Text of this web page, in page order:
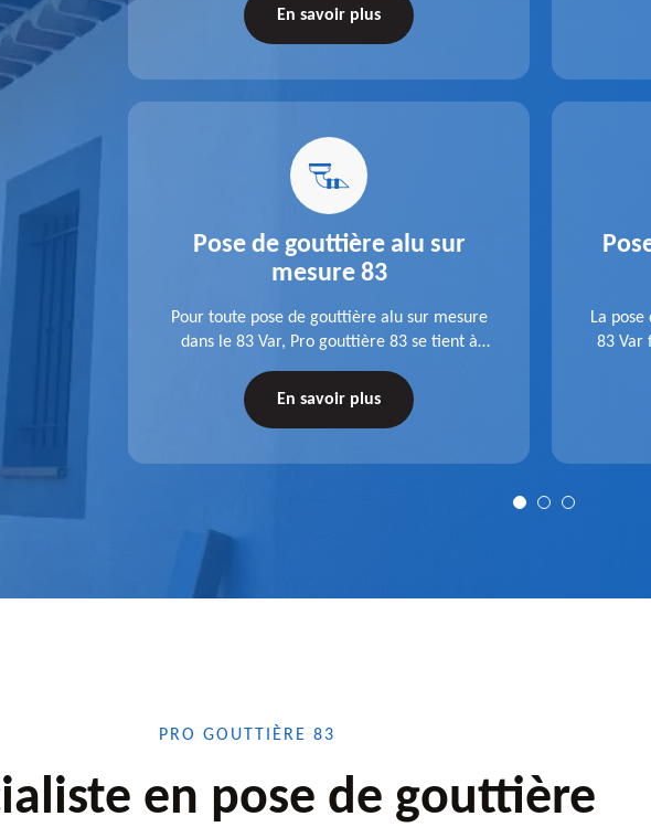
de
de
nous
veille à réaliser des gouttières performantes,
durables et à la hauteur de vos attentes.
En savoir plus
Pose de gouttière alu sur
mesure 83
Pour toute pose de gouttière alu sur mesure
dans le 83 Var, Pro gouttière 83 se tient à
de l'accessoire à installer, faites-nous
En savoir plus
dans
La
83 Var
PRO GOUTTIÈRE 83
en pose de gouttière